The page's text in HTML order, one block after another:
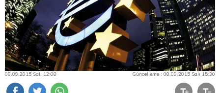
08.09.2015 Salı 12:08 Güncelleme : 08.09.2015 Salı 15:30